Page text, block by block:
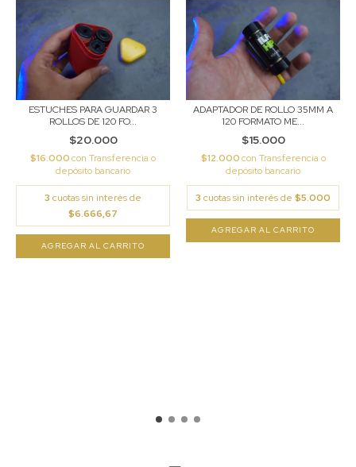
ESTUCHES PARA GUARDAR 3
ROLLOS DE 120 FO...
$20.000
$16.000con Transferencia o
depósito bancario
3 cuotas sin interés de
$6.666,67
ADAPTADOR DE ROLLO 35MM A
120 FORMATO ME...
$15.000
$12.000con Transferencia o
depósito bancario
3 cuotas sin interés de $5.000